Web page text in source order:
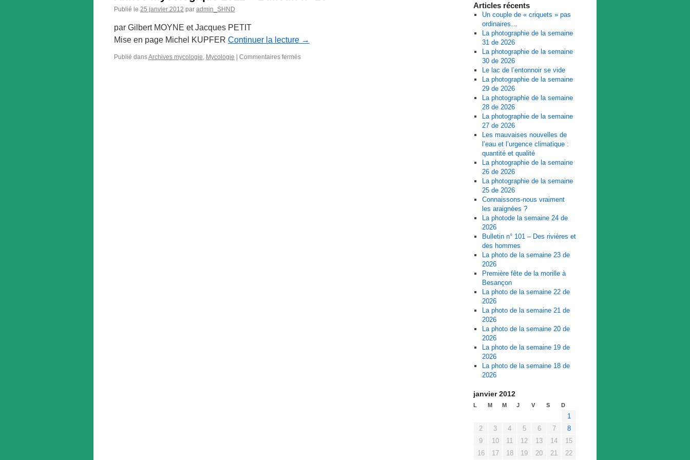
Publié le 25 janvier 2012 par admin_SHND
par Gilbert MOYNE et Jacques PETIT
Mise en page Michel KUPFER Continuer la lecture →
Publié dansArchives mycologie, Mycologie Commentaires ferméssur
Articles récents
Un couple de « criquets » pas
ordinaires…
La photographie de la semaine
31 de 2026
La photographie de la semaine
30 de 2026
Le lac de l’entonnoir se vide
La photographie de la semaine
29 de 2026
La photographie de la semaine
28 de 2026
La photographie de la semaine
27 de 2026
Les mauvaises nouvelles de
l’eau et l’urgence climatique :
quantité et qualité
La photographie de la semaine
26 de 2026
La photographie de la semaine
25 de 2026
Connaissons-nous vraiment
les araignées ?
La photode la semaine 24 de
2026
Bulletin n° 101 – Des rivières et
des hommes
La photo de la semaine 23 de
2026
Première fête de la morille à
Besançon
La photo de la semaine 22 de
2026
La photo de la semaine 21 de
2026
La photo de la semaine 20 de
2026
La photo de la semaine 19 de
2026
La photo de la semaine 18 de
2026
janvier 2012
L M M J V S D
1
2
3 4 5 6 7
8
9
10 11 12 13 14
15
16
17 18 19 20 21 22